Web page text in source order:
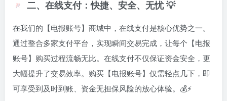
二、在线支付：快捷、安全、无忧 💡
在我们的【电报账号】商城中，在线支付是核心优势之一。
通过整合多家支付平台，实现瞬间交易完成，让每个【电报
账号】购买过程流畅无比。在线支付不仅保证资金安全，更
大幅提升了交易效率。购买【电报账号】仅需轻点几下，即
可享受到及时到账、资金无担保风险的放心体验。💰⚡